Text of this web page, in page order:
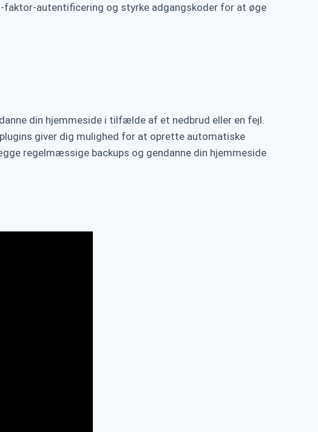
faktor-autentificering og styrke adgangskoder for at øge
din hjemmeside i tilfælde af et nedbrud eller en fejl.
giver dig mulighed for at oprette automatiske
regelmæssige backups og gendanne din hjemmeside